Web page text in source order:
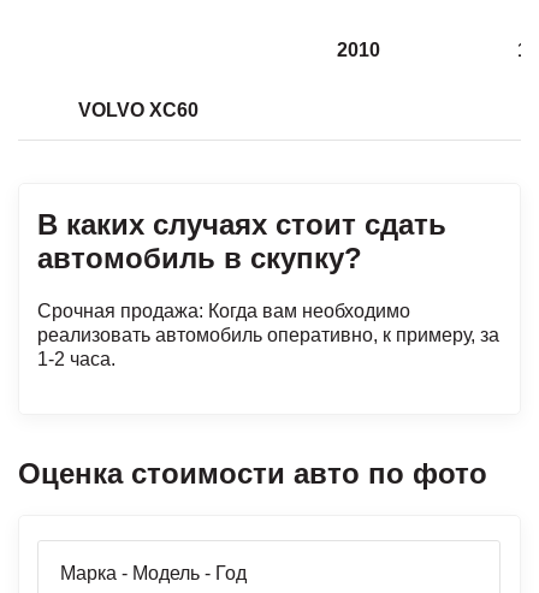
VOLVO XC60
2010
В каких случаях стоит сдать
автомобиль в скупку?
Срочная продажа: Когда вам необходимо
реализовать автомобиль оперативно, к примеру, за
1-2 часа.
Оценка стоимости авто по фото